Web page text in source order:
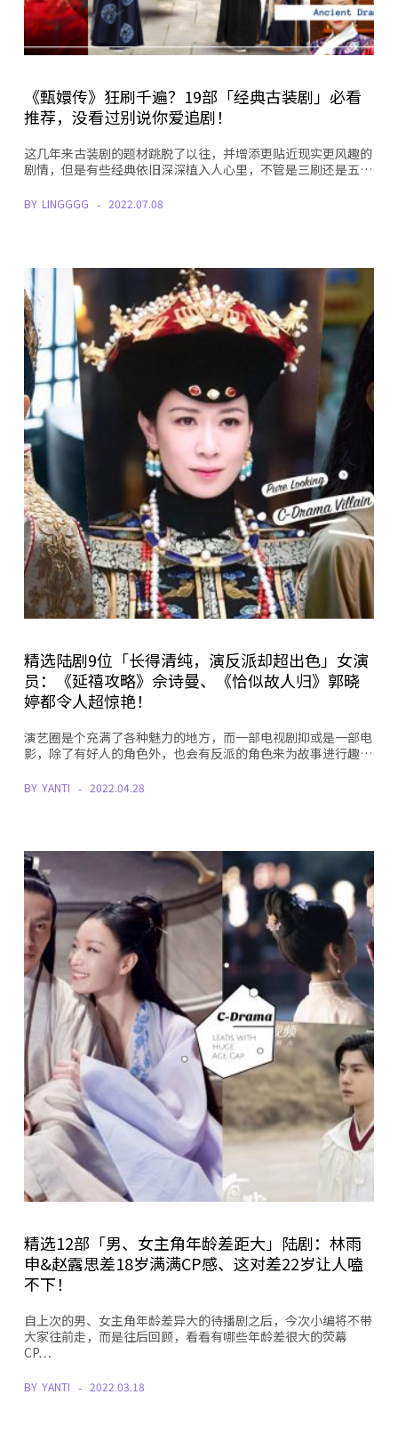
《甄嬛传》狂刷千遍？19部「经典古装剧」必看
推荐，没看过别说你爱追剧！
这几年来古装剧的题材跳脱了以往，并增添更贴近现实更风趣的
剧情，但是有些经典依旧深深植入人心里，不管是三刷还是五…
BY LINGGGG 2022.07.08
精选陆剧9位「长得清纯，演反派却超出色」女演
员：《延禧攻略》佘诗曼、《恰似故人归》郭晓
婷都令人超惊艳！
演艺圈是个充满了各种魅力的地方，而一部电视剧抑或是一部电
影，除了有好人的角色外，也会有反派的角色来为故事进行趣…
BY YANTI 2022.04.28
精选12部「男、女主角年龄差距大」陆剧：林雨
申&赵露思差18岁满满CP感、这对差22岁让人嗑
不下！
自上次的男、女主角年龄差异大的待播剧之后，今次小编将不带
大家往前走，而是往后回顾，看看有哪些年龄差很大的荧幕
CP…
BY YANTI 2022.03.18